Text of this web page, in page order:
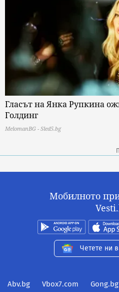
Гласът на Янка Рупкина
Голдинг
MelomanBG - Sled5.bg
Мобилното
Четете ни
Abv.bg Vbox7.com Gong.bg